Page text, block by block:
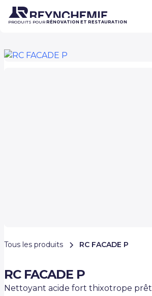
PRODUITS POUR RÉNOVATION ET RESTAURATION
Tous les produits RC FACADE P
RC FACADE P
Nettoyant acide fort thixotrope prêt